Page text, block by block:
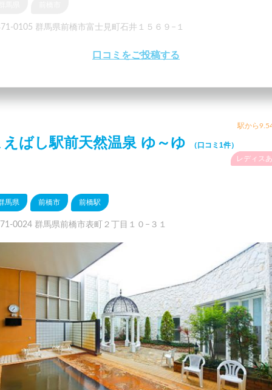
0105 群馬県前橋市富士見町石井１５６９−１
口コミをご投稿する
駅から
えばし駅前天然温泉 ゆ～ゆ （口コミ1件）
レディス
馬県 前橋市 前橋駅
0024 群馬県前橋市表町２丁目１０−３１